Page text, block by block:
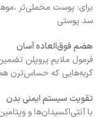
برای: پوست مخملی‌تر
سد پوستی
هضم فوق‌العاده آسان
فرمول ملایم پروپلن
گربه‌هایی که حساس‌ترن هم
تقویت سیستم ایمنی بدن
با آنتی‌اکسیدان‌ها و